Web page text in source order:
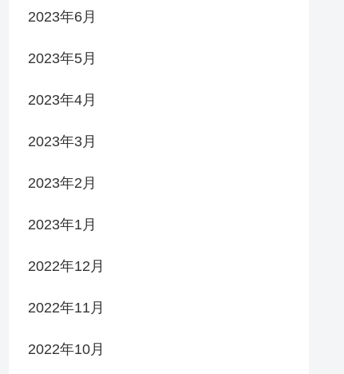
2023年6月
2023年5月
2023年4月
2023年3月
2023年2月
2023年1月
2022年12月
2022年11月
2022年10月